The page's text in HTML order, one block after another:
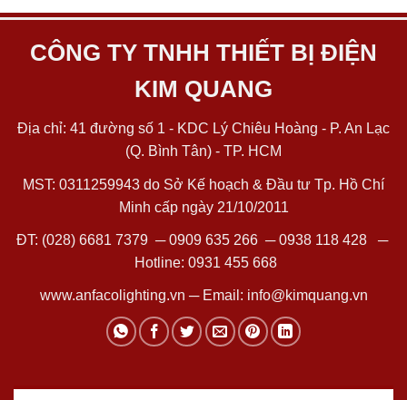
CÔNG TY TNHH THIẾT BỊ ĐIỆN
KIM QUANG
Địa chỉ: 41 đường số 1 - KDC Lý Chiêu Hoàng - P. An Lạc
(Q. Bình Tân) - TP. HCM
MST: 0311259943 do Sở Kế hoạch & Đầu tư Tp. Hồ Chí
Minh cấp ngày 21/10/2011
ĐT: (028) 6681 7379 ─0909 635 266─0938 118 428─
Hotline: 0931 455 668
www.anfacolighting.vn ─ Email: info@kimquang.vn